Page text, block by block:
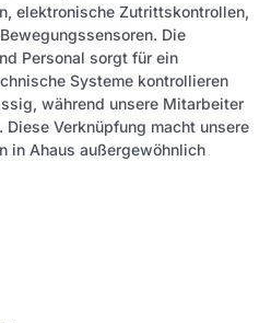
elektronische Zutrittskontrollen,
Die
Personal sorgt für ein
Systeme kontrollieren
während unsere Mitarbeiter
Verknüpfung macht unsere
in Ahaus außergewöhnlich